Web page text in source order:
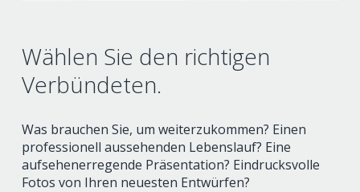
Wählen Sie den richtigen
Verbündeten.
Was brauchen Sie, um weiterzukommen? Einen
professionell aussehenden Lebenslauf? Eine
aufsehenerregende Präsentation? Eindrucksvolle
Fotos von Ihren neuesten Entwürfen?